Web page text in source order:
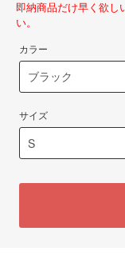
即納商品だけ早く欲し
い。
カラー
サイズ